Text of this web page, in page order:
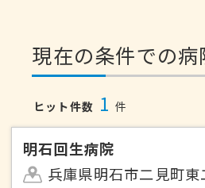
現在の条件での
ヒット件数 1 件
明石回生病院
兵庫県明石市二見町